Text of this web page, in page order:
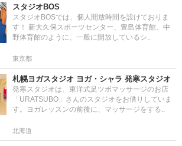
スタジオBOS
スタジオBOSでは、個人開放時間を設けておりま
す！ 新大久保スポーツセンター、豊島体育館、中
野体育館のように、一般に開放しているシ..
東京都
札幌ヨガスタジオ ヨガ・シャラ 発寒スタジオ
発寒スタジオは、東洋式足ツボマッサージのお店
「URATSUBO」さんのスタジオをお借りしていま
す。ヨガレッスンの前後に、マッサージをする..
北海道